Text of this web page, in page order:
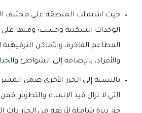
حيث اشتملت المنطقة على مختلف
الوحدات السكنية وحسب؛ ومنها على
المطاعم الفاخرة، والأماكن
والأفراد، بالإضافة إلى الشواطئ
بالنسبة إلى الجزر الأخرى ضمن
التي لا تزال قيد الإنشاء والتطوير؛
جزر ديرة شاملة لأربعة من الجزر ذات